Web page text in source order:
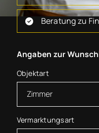
Beratung zu
Angaben zur
Objektart
Vermarktungsart